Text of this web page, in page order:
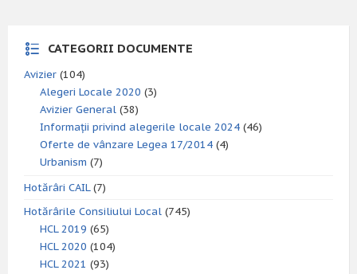
CATEGORII DOCUMENTE
Avizier (104)
Alegeri Locale 2020 (3)
Avizier General (38)
Informații privind alegerile locale 2024 (46)
Oferte de vânzare Legea 17/2014 (4)
Urbanism (7)
Hotărâri CAIL(7)
Hotărârile Consiliului Local (745)
HCL 2019 (65)
HCL 2020 (104)
HCL 2021 (93)